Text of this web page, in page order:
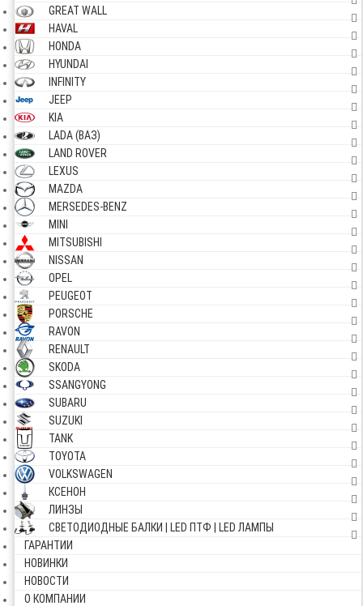
GREAT WALL
HAVAL
HONDA
HYUNDAI
INFINITY
JEEP
KIA
LADA (ВАЗ)
LAND ROVER
LEXUS
MAZDA
MERSEDES-BENZ
MINI
MITSUBISHI
NISSAN
OPEL
PEUGEOT
PORSCHE
RAVON
RENAULT
SKODA
SSANGYONG
SUBARU
SUZUKI
TANK
TOYOTA
VOLKSWAGEN
КСЕНОН
ЛИНЗЫ
СВЕТОДИОДНЫЕ БАЛКИ | LED ПТФ | LED ЛАМПЫ
ГАРАНТИИ
НОВИНКИ
НОВОСТИ
О КОМПАНИИ